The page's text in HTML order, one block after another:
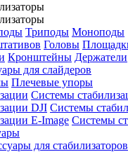
Триподы Моноподы
Головы
Кронштейны Держатели
для слайдеров
Плечевые упоры
Системы
DJI Системы
E-Image Системы
для стабилизаторов